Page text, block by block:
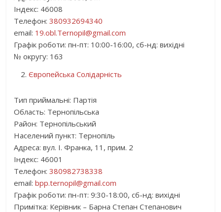
Індекс: 46008
Телефон:380932694340
email: 19.obl.Ternopil@gmail.com
Графік роботи: пн-пт: 10:00-16:00, сб-нд: вихідні
№ округу: 163
Європейська Солідарність
Тип приймальні: Партія
Область: Тернопільська
Район: Тернопільський
Населений пункт: Тернопіль
Адреса: вул. І. Франка, 11, прим. 2
Індекс: 46001
Телефон:380982738338
email:bpp.ternopil@gmail.com
Графік роботи: пн-пт: 9:30-18:00, сб-нд: вихідні
Примітка: Керівник – Барна Степан Степанович